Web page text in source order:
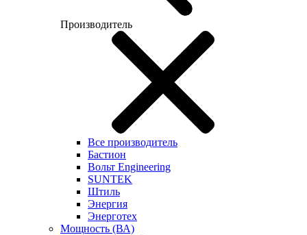
Производитель
Все производитель
Бастион
Вольт Engineering
SUNTEK
Штиль
Энергия
Энерготех
Мощность (ВА)